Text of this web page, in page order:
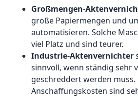
Großmengen-
große Papiermengen und
automatisieren. Solche
viel Platz und sind teurer.
Industrie-Aktenvernichter
sinnvoll, wenn ständig sehr
geschreddert werden
Anschaffungskosten sind